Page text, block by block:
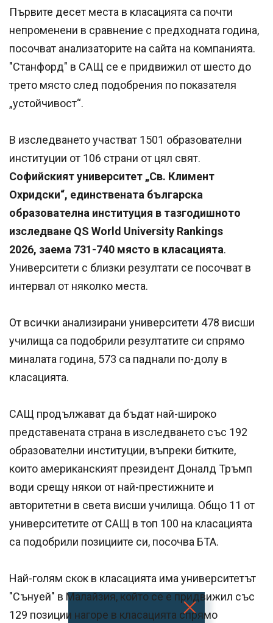
Първите десет места в класацията са почти
непроменени в сравнение с предходната година,
посочват анализаторите на сайта на компанията.
"Станфорд" в САЩ се е придвижил от шесто до
трето място след подобрения по показателя
„устойчивост“.
В изследването участват 1501 образователни
институции от 106 страни от цял свят.
Софийският университет „Св. Климент
Охридски“, единствената българска
образователна институция в тазгодишното
изследване QS World University Rankings
2026, заема 731-740 място в класацията.
Университети с близки резултати се посочват в
интервал от няколко места.
От всички анализирани университети 478 висши
училища са подобрили резултатите си спрямо
миналата година, 573 са паднали по-долу в
класацията.
САЩ продължават да бъдат най-широко
представената страна в изследването със 192
образователни институции, въпреки битките,
които американският президент Доналд Тръмп
води срещу някои от най-престижните и
авторитетни в света висши училища. Общо 11 от
университетите от САЩ в топ 100 на класацията
са подобрили позициите си, посочва БТА.
Най-голям скок в класацията има университетът
"Сънуей" в Малайзия, който се е придвижил със
129 позиции нагоре в класацията спрямо